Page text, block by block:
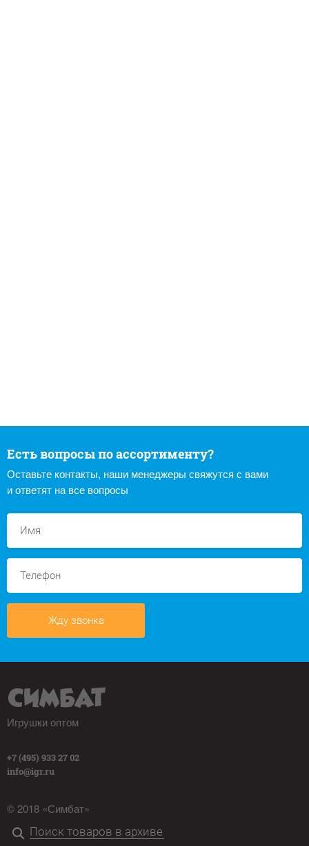
Есть вопросы по ассортименту?
Оставьте контакты, наши менеджеры свяжутся с вами
и ответят на все вопросы
Жду звонка
Игрушки оптом
+7 (495) 933 27 02
info@igr.ru
© 2018 «Симбат»